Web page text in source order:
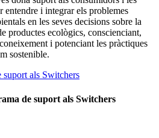
entendre i integrar els problemes
en les seves decisions sobre la
productes ecològics, conscienciant,
i potenciant les pràctiques
sostenible.
suport als Switchers
de suport als Switchers